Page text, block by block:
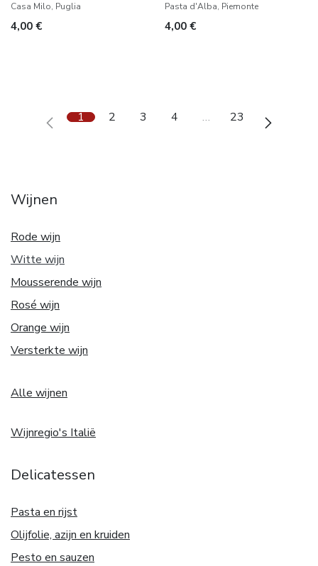
Casa Milo, Puglia
4,00 €
Pasta d'Alba, Piemonte
4,00€
1 2 3 4 … 23
Wijnen
Rode wijn
Witte wijn
Mousserende wijn
Rosé wijn
Orange wijn
Versterkte wijn
Alle wijnen
Wijnregio's Italië
Delicatessen
Pasta en rijst
Olijfolie, azijn en kruiden
Pesto en sauzen